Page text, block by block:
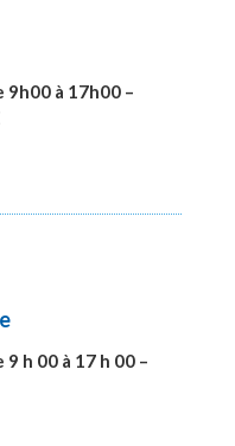
9h00 à 17h00 –
h 00 à 17 h 00 –